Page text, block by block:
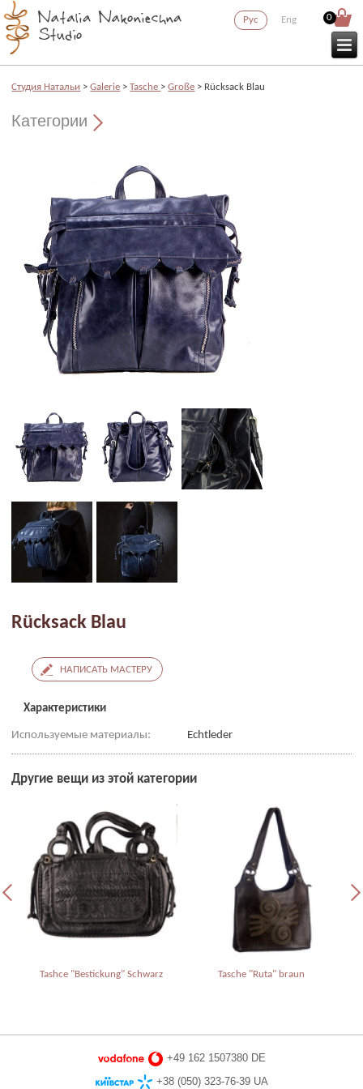
Рус Eng 0
Cтудия Натальи >Galerie >Tasche >Große > Rücksack Blau
Категории
Rücksack Blau
НАПИСАТЬ МАСТЕРУ
Характеристики
Используемые материалы: Echtleder
Другие вещи из этой категории
Tashce "Bestickung" Schwarz Tasche "Ruta" braun
+49 162 1507380 DE
+38 (050) 323-76-39 UA